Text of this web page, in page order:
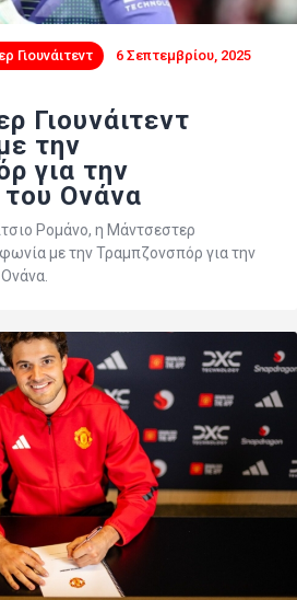
Γιουνάιτεντ
6 Σεπτεμβρίου, 2025
Γιουνάιτεντ
την
για την
Ονάνα
Ρομάνο, η Μάντσεστερ
με την Τραμπζονσπόρ για την